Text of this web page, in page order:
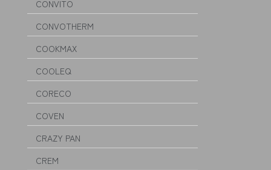
CONVITO
CONVOTHERM
COOKMAX
COOLEQ
CORECO
COVEN
CRAZY PAN
CREM